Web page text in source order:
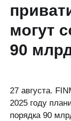
могут
90
27 августа.
2025 году
порядка 90